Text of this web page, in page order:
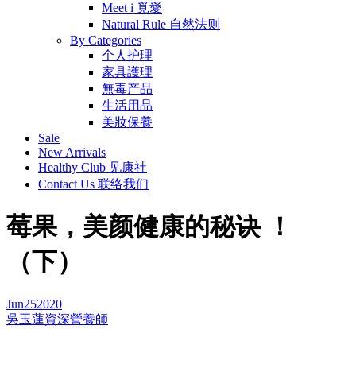
Meet i 覓愛
Natural Rule 自然法则
By Categories
个人护理
家具護理
無毒产品
生活用品
美妝保養
Sale
New Arrivals
Healthy Club 见康社
Contact Us 联络我们
莓果，美颜健康的秘诀 ！
（下）
Jun252020
吳玉蓮資深營養師